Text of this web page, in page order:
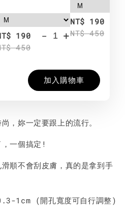
190
450
- +
NT$ 190
NT$ 450
加入購物車
，妳一定要跟上的流行。
一個搞定!
順不會刮皮膚，真的是拿到手
1cm (開孔寬度可自行調整)